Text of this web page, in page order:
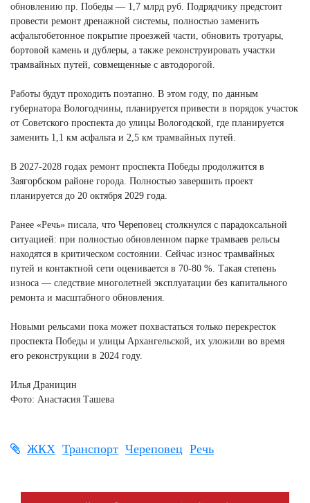
обновлению пр. Победы — 1,7 млрд руб. Подрядчику предстоит
провести ремонт дренажной системы, полностью заменить
асфальтобетонное покрытие проезжей части, обновить тротуары,
бортовой камень и дублеры, а также реконструировать участки
трамвайных путей, совмещенные с автодорогой.
Работы будут проходить поэтапно. В этом году, по данным
губернатора Вологодчины, планируется привести в порядок участок
от Советского проспекта до улицы Вологодской, где планируется
заменить 1,1 км асфальта и 2,5 км трамвайных путей.
В 2027-2028 годах ремонт проспекта Победы продолжится в
Заягорбском районе города. Полностью завершить проект
планируется до 20 октября 2029 года.
Ранее «Речь» писала, что Череповец столкнулся с парадоксальной
ситуацией: при полностью обновленном парке трамваев рельсы
находятся в критическом состоянии. Сейчас износ трамвайных
путей и контактной сети оценивается в 70-80 %. Такая степень
износа — следствие многолетней эксплуатации без капитального
ремонта и масштабного обновления.
Новыми рельсами пока может похвастаться только перекресток
проспекта Победы и улицы Архангельской, их уложили во время
его реконструкции в 2024 году.
Илья Драницин
Фото: Анастасия Ташева
ЖКХ Транспорт Череповец Речь